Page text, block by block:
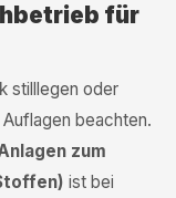
für
stilllegen oder
beachten.
zum
ist bei